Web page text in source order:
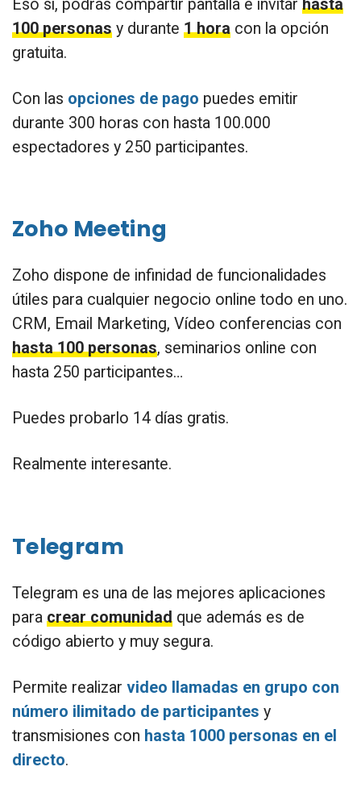
Eso sí, podrás compartir pantalla e invitar hasta
100 personas y durante 1 hora con la opción
gratuita.
Con las opciones de pago puedes emitir
durante 300 horas con hasta 100.000
espectadores y 250 participantes.
Zoho Meeting
Zoho dispone de infinidad de funcionalidades
útiles para cualquier negocio online todo en uno.
CRM, Email Marketing, Vídeo conferencias con
hasta 100 personas, seminarios online con
hasta 250 participantes…
Puedes probarlo 14 días gratis.
Realmente interesante.
Telegram
Telegram es una de las mejores aplicaciones
para crear comunidad que además es de
código abierto y muy segura.
Permite realizar video llamadas en grupo con
número ilimitado de participantes y
transmisiones con hasta 1000 personas en el
directo.